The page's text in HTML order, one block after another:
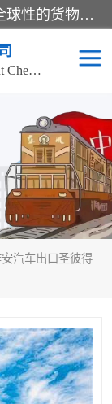
邦赋供应链管理成都有限公司是一家全球性的货物运输代理公司，主要从事：波兰中欧班列、德国中欧班列、出口莫斯科班列、中欧班列进口、蓉欧铁路、成都出口空运等业务，同时亦提供报关、报检、仓储、码头操作等服务。
Bangfu Supply Chain Management Chengdu Co.,LTD
安汽车出口圣彼得
列
口红酒啤酒